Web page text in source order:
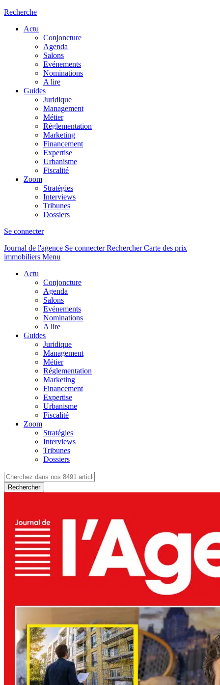
Recherche
Actu
Conjoncture
Agenda
Salons
Evénements
Nominations
A lire
Guides
Juridique
Management
Métier
Réglementation
Marketing
Financement
Expertise
Urbanisme
Fiscalité
Zoom
Stratégies
Interviews
Tribunes
Dossiers
Se connecter
Journal de l'agence Se connecterRechercher Carte des prix
immobiliers Menu
Actu
Conjoncture
Agenda
Salons
Evénements
Nominations
A lire
Guides
Juridique
Management
Métier
Réglementation
Marketing
Financement
Expertise
Urbanisme
Fiscalité
Zoom
Stratégies
Interviews
Tribunes
Dossiers
Rechercher